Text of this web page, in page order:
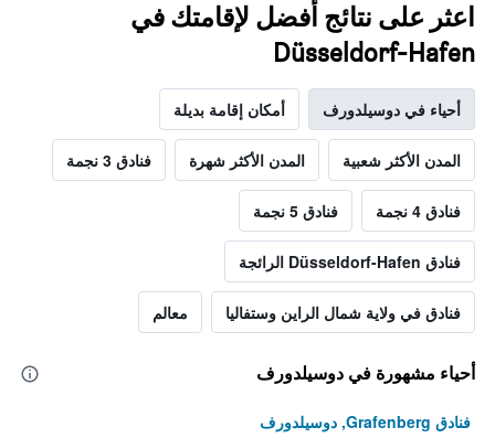
اعثر على نتائج أفضل لإقامتك في
Düsseldorf-Hafen
أحياء في دوسيلدورف أمكان إقامة بديلة
المدن الأكثر شعبية المدن الأكثر شهرة فنادق 3 نجمة
فنادق 4 نجمة فنادق 5 نجمة
فنادق Düsseldorf-Hafen الرائجة
فنادق في ولاية شمال الراين وستفاليا معالم
أحياء مشهورة في دوسيلدورف
فنادق Grafenberg, دوسيلدورف